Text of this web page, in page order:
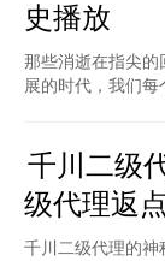
史播放
那些消逝在指尖的
展的时代，我们每
千川二级
级代理返
千川二级代理的神